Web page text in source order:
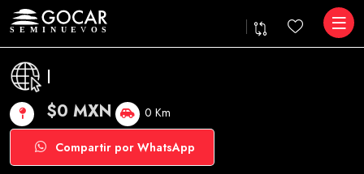
|
$0 MXN 0 Km
Compartir por WhatsApp